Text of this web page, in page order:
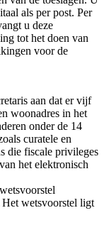
als per post. Per
u deze
tot het doen van
voor de
aan dat er vijf
woonadres in het
onder de 14
curatele en
die fiscale privileges
het elektronisch
wetsvoorstel ligt